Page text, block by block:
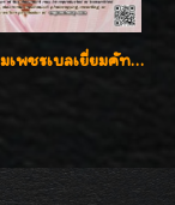
จี้หยกแท้ ล้อมเพชรเบลเยี่ยมคัท ราคาพิเศษไม่แพงค่ะ